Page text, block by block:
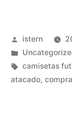
Publicado
por
istern
Publicado
en
Etiquetas:
camisetas
atacado,